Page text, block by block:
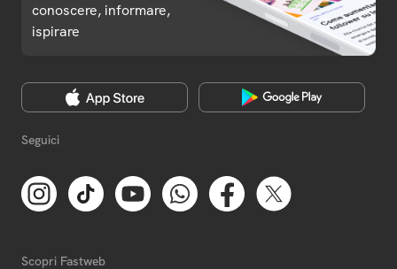
conoscere, informare,
ispirare
Seguici
Scopri Fastweb